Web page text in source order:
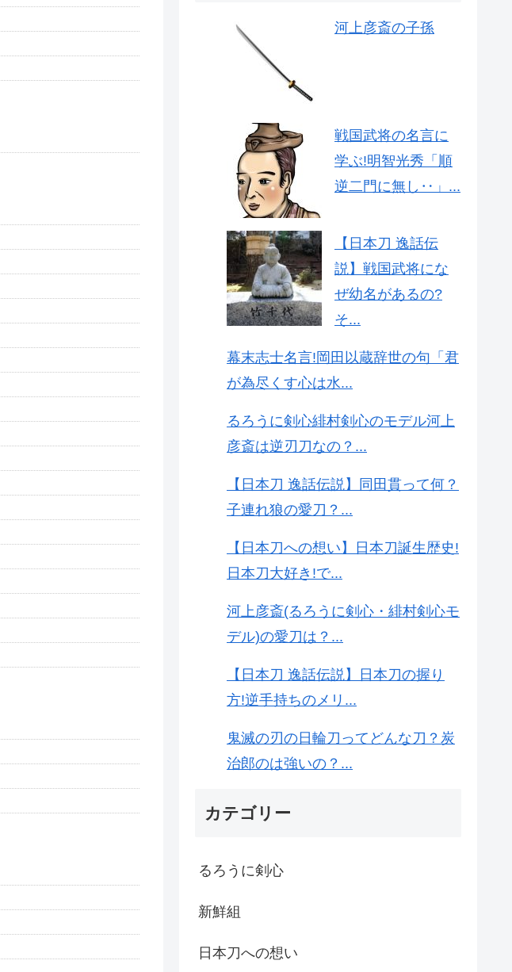
河上彦斎の子孫
戦国武将の名言に
学ぶ!明智光秀「順
逆二門に無し‥」...
【日本刀 逸話伝
説】戦国武将にな
ぜ幼名があるの?
そ...
幕末志士名言!岡田以蔵辞世の句「君
が為尽くす心は水...
るろうに剣心緋村剣心のモデル河上
彦斎は逆刃刀なの？...
【日本刀 逸話伝説】同田貫って何？
子連れ狼の愛刀？...
【日本刀への想い】日本刀誕生歴史!
日本刀大好き!で...
河上彦斎(るろうに剣心・緋村剣心モ
デル)の愛刀は？...
【日本刀 逸話伝説】日本刀の握り
方!逆手持ちのメリ...
鬼滅の刃の日輪刀ってどんな刀？炭
治郎のは強いの？...
カテゴリー
るろうに剣心
新鮮組
日本刀への想い